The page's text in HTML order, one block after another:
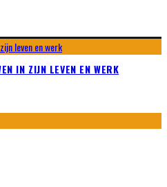
IN ZIJN LEVEN EN WERK